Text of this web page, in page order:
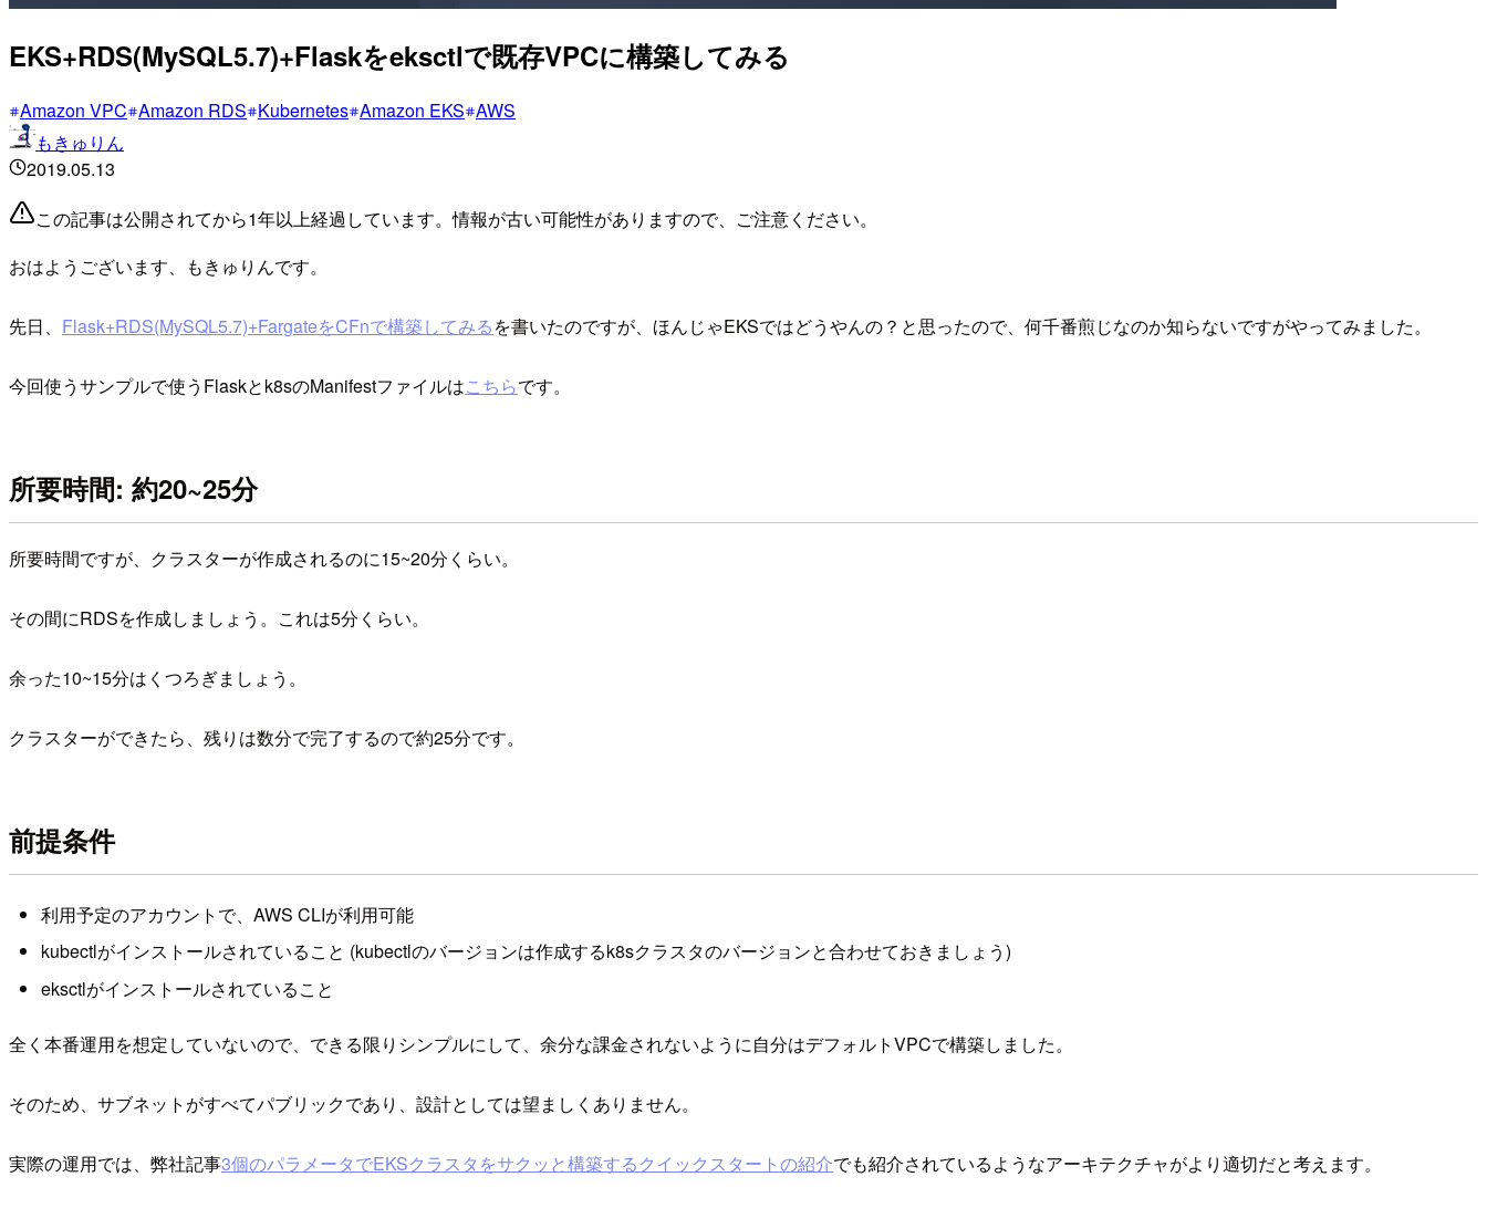
EKS+RDS(MySQL5.7)+Flaskをeksctlで既存VPCに構築してみる
Amazon VPC Amazon RDS Kubernetes Amazon EKS AWS
もきゅりん
2019.05.13
この記事は公開されてから1年以上経過しています。情報が古い可能性がありますので、ご注意ください。
おはようございます、もきゅりんです。
先日、 Flask+RDS(MySQL5.7)+FargateをCFnで構築してみるを書いたのですが、ほんじゃEKSではどうやんの？と思ったので、何千番煎じなのか知らないですがやってみました。
今回使うサンプルで使うFlaskとk8sのManifestファイルはこちらです。
所要時間: 約20~25分
所要時間ですが、クラスターが作成されるのに15~20分くらい。
その間にRDSを作成しましょう。これは5分くらい。
余った10~15分はくつろぎましょう。
クラスターができたら、残りは数分で完了するので約25分です。
前提条件
利用予定のアカウントで、AWS CLIが利用可能
kubectlがインストールされていること (kubectlのバージョンは作成するk8sクラスタのバージョンと合わせておきましょう)
eksctlがインストールされていること
全く本番運用を想定していないので、できる限りシンプルにして、余分な課金されないように自分はデフォルトVPCで構築しました。
そのため、サブネットがすべてパブリックであり、設計としては望ましくありません。
実際の運用では、弊社記事3個のパラメータでEKSクラスタをサクッと構築するクイックスタートの紹介でも紹介されているようなアーキテクチャがより適切だと考えます。